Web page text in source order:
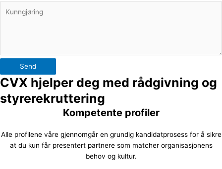
Send
CVX hjelper deg med rådgivning og
styrerekruttering
Kompetente profiler
Alle profilene våre gjennomgår en grundig kandidatprosess for å sikre
at du kun får presentert partnere som matcher organisasjonens
behov og kultur.